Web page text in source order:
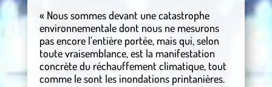
« Nous sommes devant une catastrophe
environnementale dont nous ne mesurons
pas encore l’entière portée, mais qui, selon
toute vraisemblance, est la manifestation
concrète du réchauffement climatique, tout
comme le sont les inondations printanières.